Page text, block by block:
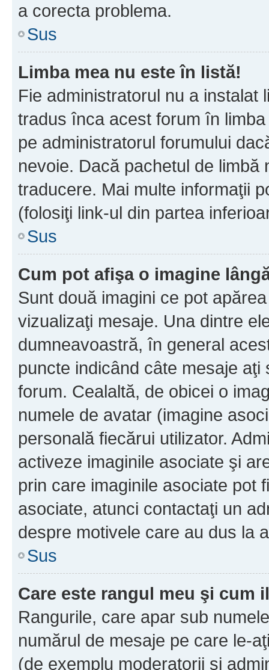
a corecta problema.
Sus
Limba mea nu este în listă!
Fie administratorul nu a instalat
tradus înca acest forum în
pe administratorul forumului
nevoie. Dacă pachetul de
traducere. Mai multe informaţii
(folosiţi link-ul din partea
Sus
Cum pot afişa o imagine
Sunt două imagini ce pot
vizualizaţi mesaje. Una dintre
dumneavoastră, în general
puncte indicând câte mesaje
forum. Cealaltă, de obicei o
numele de avatar (imagine
personală fiecărui utilizator.
activeze imaginile asociate şi
prin care imaginile asociate pot
asociate, atunci contactaţi un
despre motivele care au dus la
Sus
Care este rangul meu şi cum
Rangurile, care apar sub
numărul de mesaje pe care le-
(de exemplu moderatorii şi